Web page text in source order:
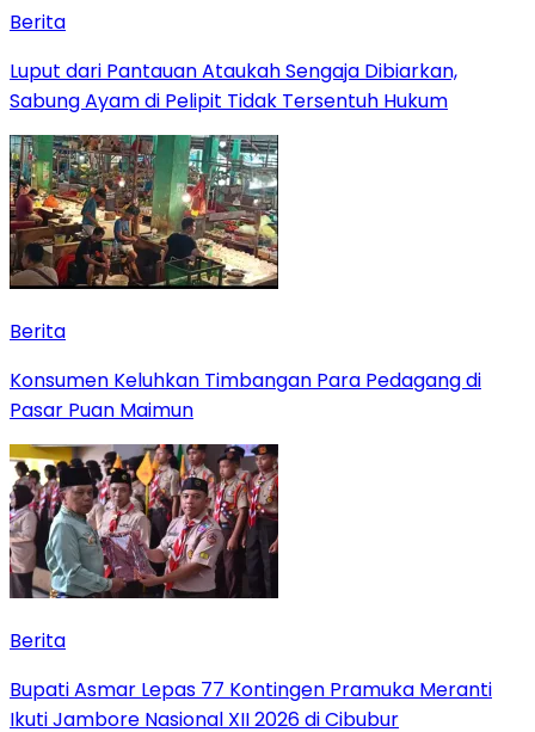
Berita
Luput dari Pantauan Ataukah Sengaja Dibiarkan,
Sabung Ayam di Pelipit Tidak Tersentuh Hukum
Berita
Konsumen Keluhkan Timbangan Para Pedagang di
Pasar Puan Maimun
Berita
Bupati Asmar Lepas 77 Kontingen Pramuka Meranti
Ikuti Jambore Nasional XII 2026 di Cibubur